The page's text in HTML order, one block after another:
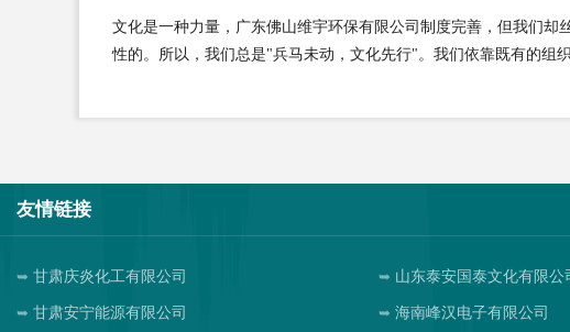
文化是一种力量，广东佛山维宇环保有限公司制度完善，但我们
性的。所以，我们总是"兵马未动，文化先行"。我们依靠既有的组
友情链接
甘肃庆炎化工有限公司 山东泰安国泰文化有限公
甘肃安宁能源有限公司 海南峰汉电子有限公司